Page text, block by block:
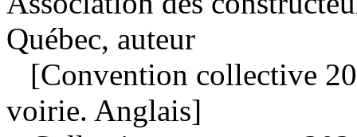
Québec, auteur
[Convention collective
voirie. Anglais]